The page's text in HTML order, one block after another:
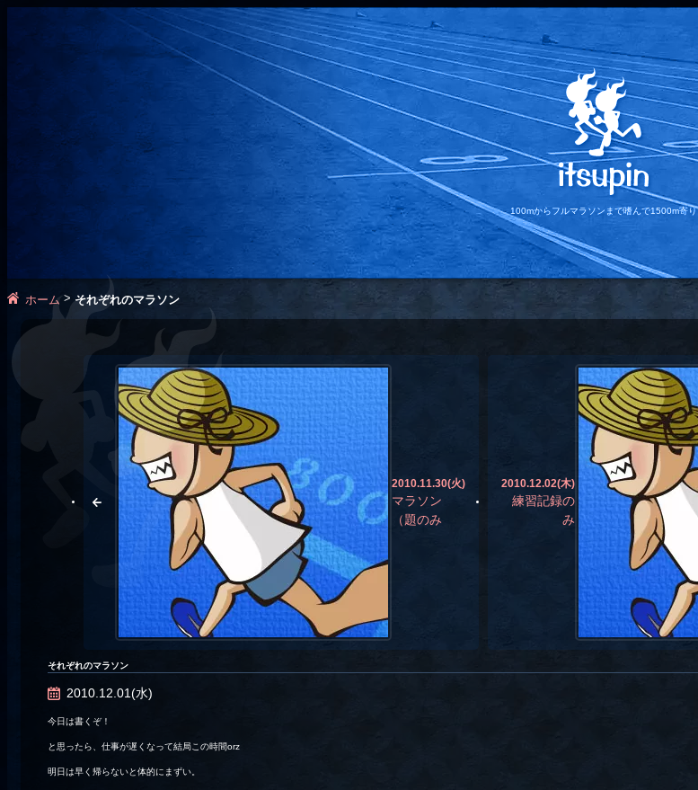
100mからフルマラソンまで嗜んで1500m寄り
ホーム> それぞれのマラソン
2010.11.30(火)
マラソン
（題のみ
2010.12.02(木)
練習記録の
み
それぞれのマラソン
2010.12.01(水)
今日は書くぞ！
と思ったら、仕事が遅くなって結局この時間orz
明日は早く帰らないと体的にまずい。